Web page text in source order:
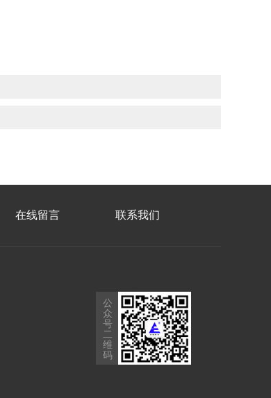
在线留言 联系我们
公
众
号
二
维
码